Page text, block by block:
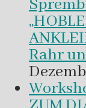
Rahr